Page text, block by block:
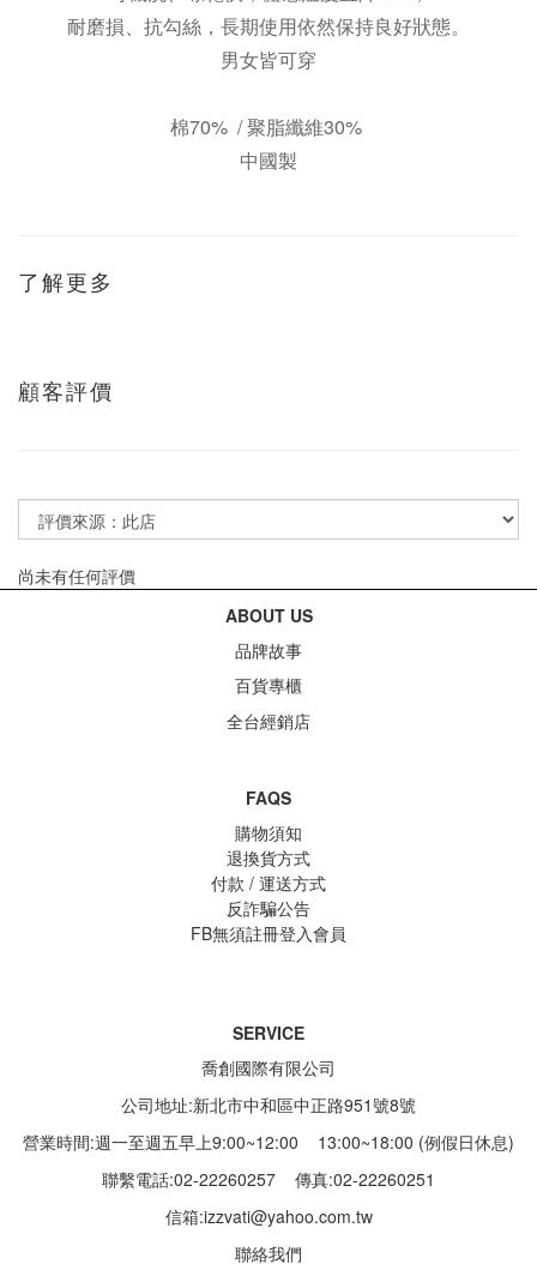
耐磨損、抗勾絲，長期使用依然保持良好狀態。
男女皆可穿
棉70% / 聚脂纖維30%
中國製
了解更多
顧客評價
尚未有任何評價
ABOUT US
品牌故事
百貨專櫃
全台經銷店
FAQS
購物須知
退換貨方式
付款 / 運送方式
反詐騙公告
FB無須註冊登入會員
SERVICE
喬創國際有限公司
公司地址:新北市中和區中正路951號8號
營業時間:週一至週五早上9:00~12:00 13:00~18:00 (例假日休息)
聯繫電話:02-22260257 傳真:02-22260251
信箱:izzvati@yahoo.com.tw
聯絡我們